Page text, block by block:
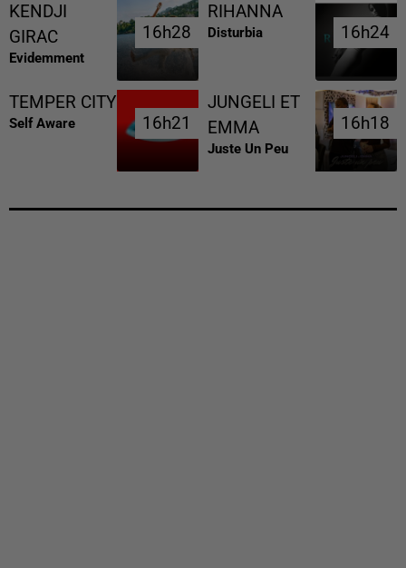
KENDJI
GIRAC
Evidemment
16h28
16h28
RIHANNA
Disturbia 16h24
16h24
TEMPER CITY
Self Aware 16h21
16h21
JUNGELI ET
EMMA
Juste Un Peu
16h18
16h18